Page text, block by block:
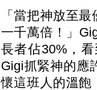
「當把神放至
一千萬倍！」
長者佔30%，
Gigi抓緊神的應
懷這班人的溫飽